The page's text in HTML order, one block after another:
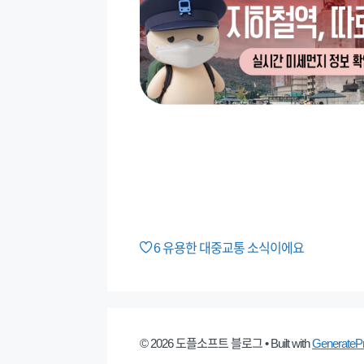
6유용한 대중교통 소식이에요
© 2026 도플소프트 블로그• Built with